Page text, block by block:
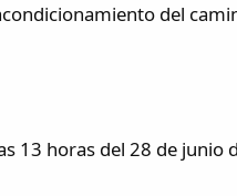
del
13 horas del 28 de junio